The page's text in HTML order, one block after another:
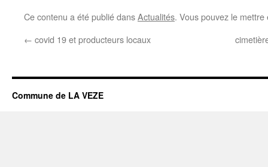
Ce contenu a été publié dansActualités. Vous pouvez le
← covid 19 et producteurs locaux
Commune de LA VEZE